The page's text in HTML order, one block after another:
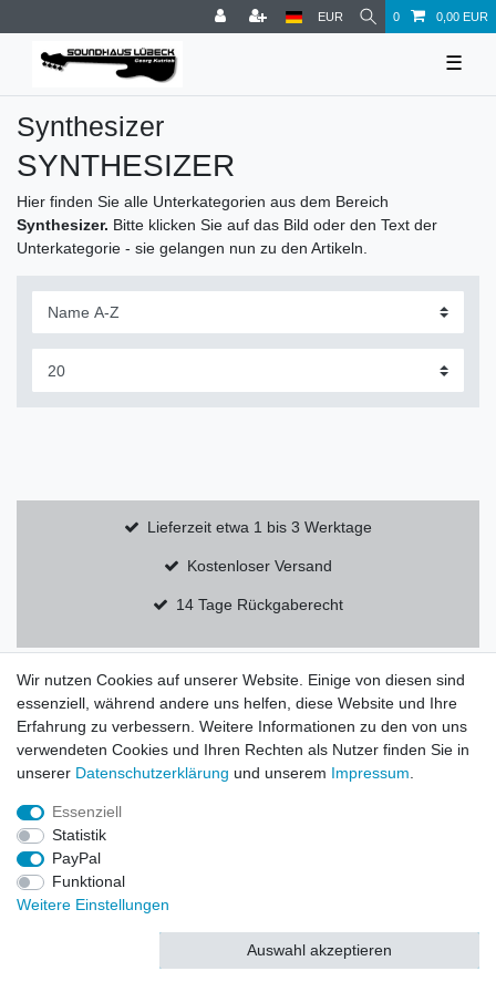
EUR 0 0,00 EUR
☰
Synthesizer
SYNTHESIZER
Hier finden Sie alle Unterkategorien aus dem Bereich
Synthesizer. Bitte klicken Sie auf das Bild oder den Text der
Unterkategorie - sie gelangen nun zu den Artikeln.
Lieferzeit etwa 1 bis 3 Werktage
Kostenloser Versand
14 Tage Rückgaberecht
Widerrufs­recht Widerrufs­formular Impressum
Daten­schutz­erklärung AGB
Wir nutzen Cookies auf unserer Website. Einige von diesen sind
essenziell, während andere uns helfen, diese Website und Ihre
Erfahrung zu verbessern. Weitere Informationen zu den von uns
verwendeten Cookies und Ihren Rechten als Nutzer finden Sie in
unserer Daten­schutz­erklärung und unserem Impressum
Essenziell
Statistik
PayPal
Funktional
Weitere Einstellungen
Alle akzeptieren
Auswahl akzeptieren